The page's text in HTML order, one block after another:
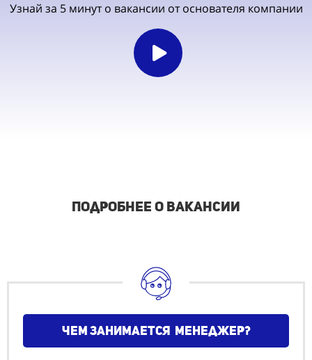
Узнай за 5 минут о вакансии от основателя компании
подробнее о вакансии
чем занимается менеджер?